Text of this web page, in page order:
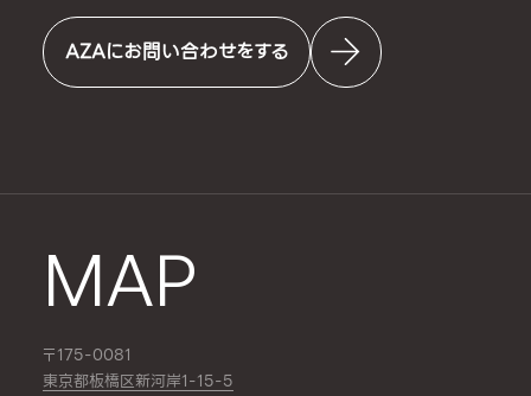
AZAにお問い合わせをする
MAP
〒175-0081
東京都板橋区新河岸1-15-5